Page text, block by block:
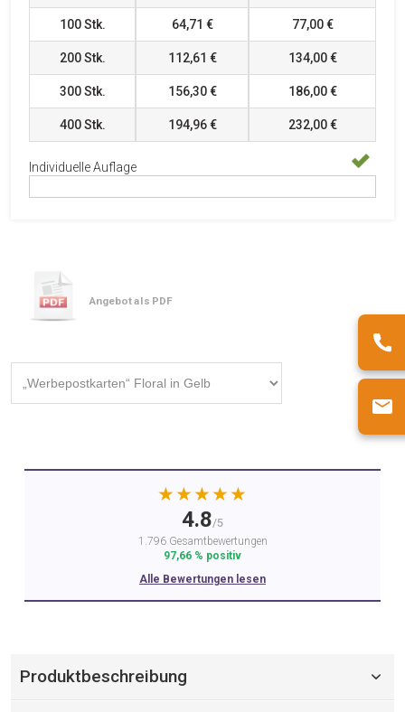
100Stk. 64,71 € 77,00 €
200Stk. 112,61 € 134,00 €
300Stk. 156,30 € 186,00 €
400Stk. 194,96 € 232,00 €
Individuelle Auflage
Angebot als PDF
★★★★★
4.8/5
1.796 Gesamtbewertungen
97,66 % positiv
Alle Bewertungen lesen
Produktbeschreibung